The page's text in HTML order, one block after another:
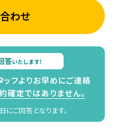
わせ
フよりお早めにご連絡
確定ではありません。
ご回答となります。